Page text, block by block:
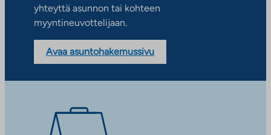
yhteyttä asunnon tai kohteen
myyntineuvottelijaan.
Avaa asuntohakemussivu